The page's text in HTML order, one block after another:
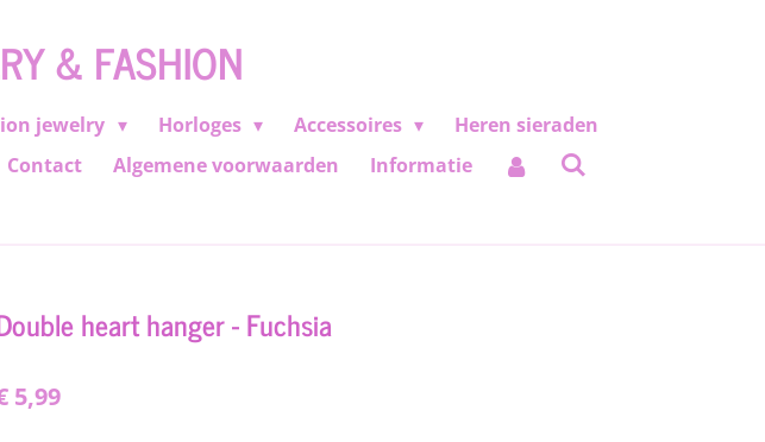
& FASHION
jewelry Horloges Accessoires
Heren sieraden
Contact Algemene voorwaarden Informatie
heart hanger - Fuchsia
5,99